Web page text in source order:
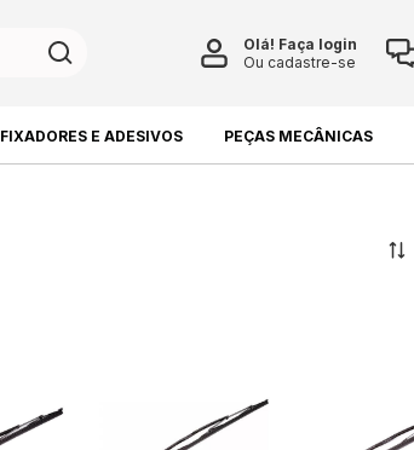
Olá! Faça login
Ou cadastre-se
FIXADORES E ADESIVOS PEÇAS MECÂNICAS